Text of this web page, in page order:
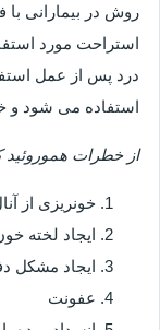
روش در بیمارانی با
استراحت مورد
درد پس از عمل
استفاده می شود و
از خطرات هموروئید
خونریزی از
ایجاد لخته
ایجاد مشکل
عفونت